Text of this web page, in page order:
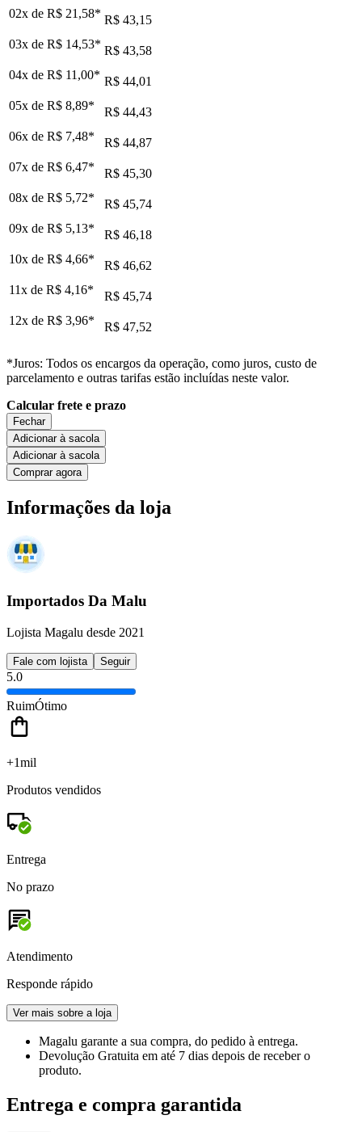
02x de R$ 21,58* R$ 43,15
03x de R$ 14,53* R$ 43,58
04x de R$ 11,00* R$ 44,01
05x de R$ 8,89*
R$ 44,43
06x de R$ 7,48*
R$ 44,87
07x de R$ 6,47*
R$ 45,30
08x de R$ 5,72*
R$ 45,74
09x de R$ 5,13*
R$ 46,18
10x de R$ 4,66*
R$ 46,62
11x de R$ 4,16*
R$ 45,74
12x de R$ 3,96* R$ 47,52
*Juros: Todos os encargos da operação, como juros, custo de
parcelamento e outras tarifas estão incluídas neste valor.
Calcular frete e prazo
Fechar
Adicionar à sacola
Adicionar à sacola
Comprar agora
Informações da loja
Importados Da Malu
Lojista Magalu desde 2021
Fale com lojista Seguir
5.0
RuimÓtimo
+1mil
Produtos vendidos
Entrega
No prazo
Atendimento
Responde rápido
Ver mais sobre a loja
Magalu garante a sua compra, do pedido à entrega.
Devolução Gratuita em até 7 dias depois de receber o
produto.
Entrega e compra garantida